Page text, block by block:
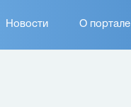
Новости О портале